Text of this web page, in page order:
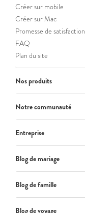
Créer sur mobile
Créer sur Mac
Promesse de satisfaction
FAQ
Plan du site
Nos produits
Notre communauté
Entreprise
Blog de mariage
Blog de famille
Blog de voyage